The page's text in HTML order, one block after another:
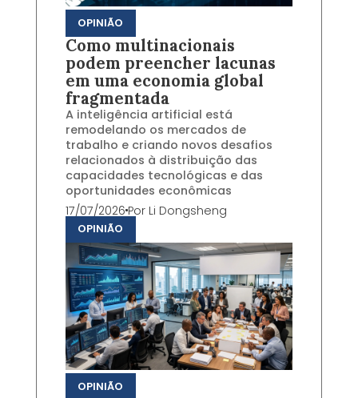
OPINIÃO
Como multinacionais
podem preencher lacunas
em uma economia global
fragmentada
A inteligência artificial está
remodelando os mercados de
trabalho e criando novos desafios
relacionados à distribuição das
capacidades tecnológicas e das
oportunidades econômicas
17/07/2026Por Li Dongsheng
OPINIÃO
OPINIÃO